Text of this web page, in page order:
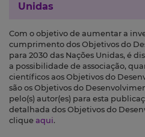
Unidas
Com o objetivo de aumentar a
cumprimento dos Objetivos do
para 2030 das Nações Unidas, é
a possibilidade de associação,
científicos aos Objetivos do
são os Objetivos do
pelo(s) autor(es) para esta
detalhada dos Objetivos do
clique aqui.